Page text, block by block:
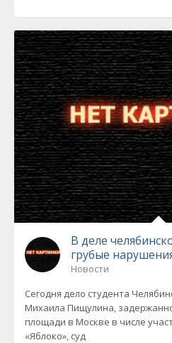
В деле
грубые
Новости
Сегодня дело студента
Михаила Пищулина,
площади в Москве в числе
«Яблоко», суд